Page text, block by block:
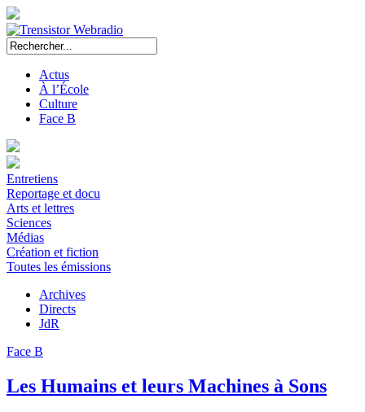
Actus
À l’École
Culture
Face B
Entretiens
Reportage et docu
Arts et lettres
Sciences
Médias
Création et fiction
Toutes les émissions
Archives
Directs
JdR
Face B
Les Humains et leurs Machines à Sons